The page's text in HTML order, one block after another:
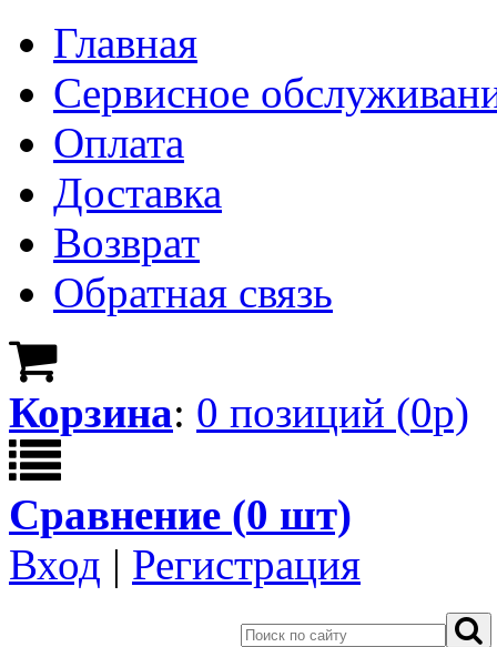
Главная
Сервисное
Оплата
Доставка
Возврат
Обратная связь
Корзина: 0 позиций (0р)
Сравнение (0 шт)
Вход | Регистрация